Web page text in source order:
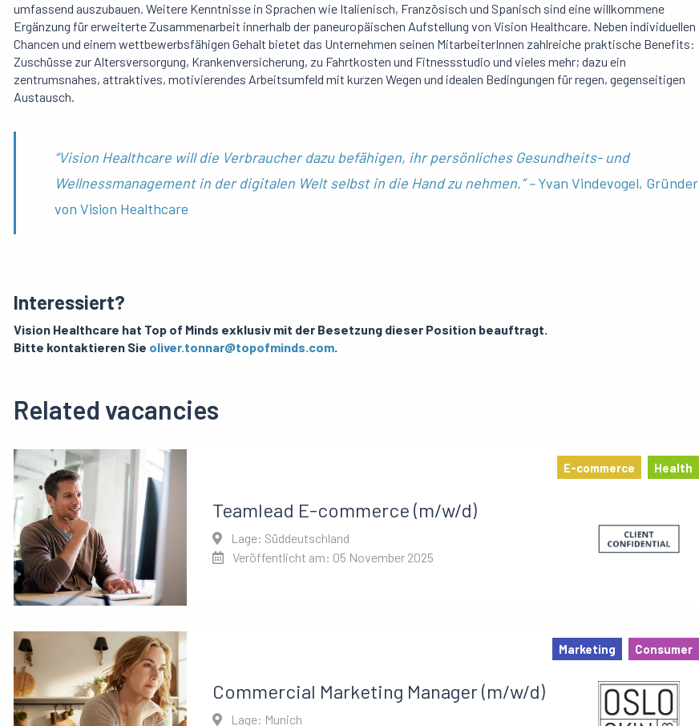
umfassend auszubauen. Weitere Kenntnisse in Sprachen wie Italienisch, Französisch und Spanisch sind eine willkommene
Ergänzung für erweiterte Zusammenarbeit innerhalb der paneuropäischen Aufstellung von Vision Healthcare. Neben individuellen
Chancen und einem wettbewerbsfähigen Gehalt bietet das Unternehmen seinen MitarbeiterInnen zahlreiche praktische Benefits:
Zuschüsse zur Altersversorgung, Krankenversicherung, zu Fahrtkosten und Fitnessstudio und vieles mehr; dazu ein
zentrumsnahes, attraktives, motivierendes Arbeitsumfeld mit kurzen Wegen und idealen Bedingungen für regen, gegenseitigen
Austausch.
“Vision Healthcare will die Verbraucher dazu befähigen, ihr persönliches Gesundheits- und
Wellnessmanagement in der digitalen Welt selbst in die Hand zu nehmen.” –Yvan Vindevogel, Gründer
von Vision Healthcare
Interessiert?
Vision Healthcare hat Top of Minds exklusiv mit der Besetzung dieser Position beauftragt.
Bitte kontaktieren Sie oliver.tonnar@topofminds.com.
Related vacancies
E-commerce Health
Teamlead E-commerce (m/w/d)
Lage: Süddeutschland
Veröffentlicht am: 05 November 2025
Marketing Consumer
Commercial Marketing Manager (m/w/d)
Lage: Munich